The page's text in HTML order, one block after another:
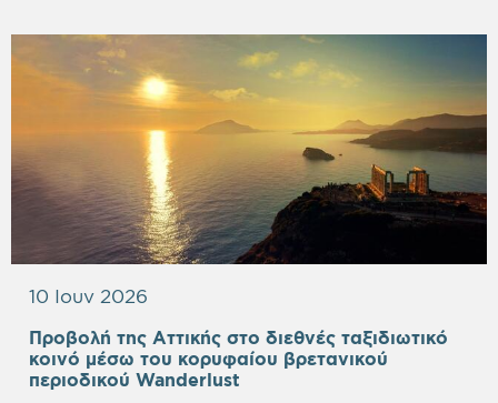
10 Ιουν 2026
Προβολή της Αττικής στο διεθνές ταξιδιωτικό
κοινό μέσω του κορυφαίου βρετανικού
περιοδικού Wanderlust